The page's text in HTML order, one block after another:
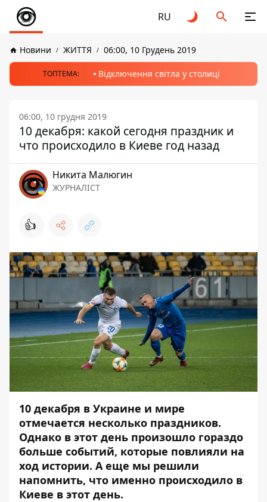
RU
Новини ЖИТТЯ 06:00, 10 Грудень 2019
ТОПТЕМА: Відключення світла у столиці
06:00, 10 грудня 2019
10 декабря: какой сегодня праздник и
что происходило в Киеве год назад
Никита Малюгин
ЖУРНАЛІСТ
👍
10 декабря в Украине и мире
отмечается несколько праздников.
Однако в этот день произошло гораздо
больше событий, которые повлияли на
ход истории. А еще мы решили
напомнить, что именно происходило в
Киеве в этот день.